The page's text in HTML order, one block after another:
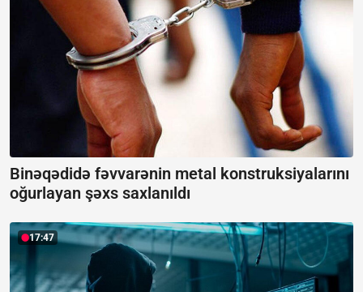
Binəqədidə fəvvarənin metal konstruksiyalarını
oğurlayan şəxs saxlanıldı
17:47